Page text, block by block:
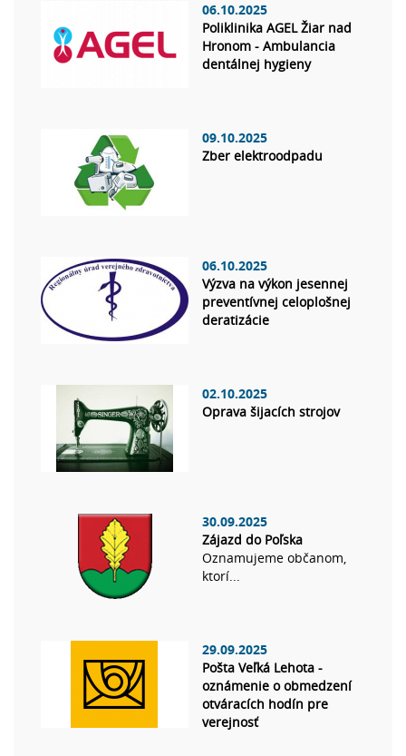
06.10.2025
Poliklinika AGEL Žiar nad
Hronom - Ambulancia
dentálnej hygieny
09.10.2025
Zber elektroodpadu
06.10.2025
Výzva na výkon jesennej
preventívnej celoplošnej
deratizácie
02.10.2025
Oprava šijacích strojov
30.09.2025
Zájazd do Poľska
Oznamujeme občanom,
ktorí...
29.09.2025
Pošta Veľká Lehota -
oznámenie o obmedzení
otváracích hodín pre
verejnosť